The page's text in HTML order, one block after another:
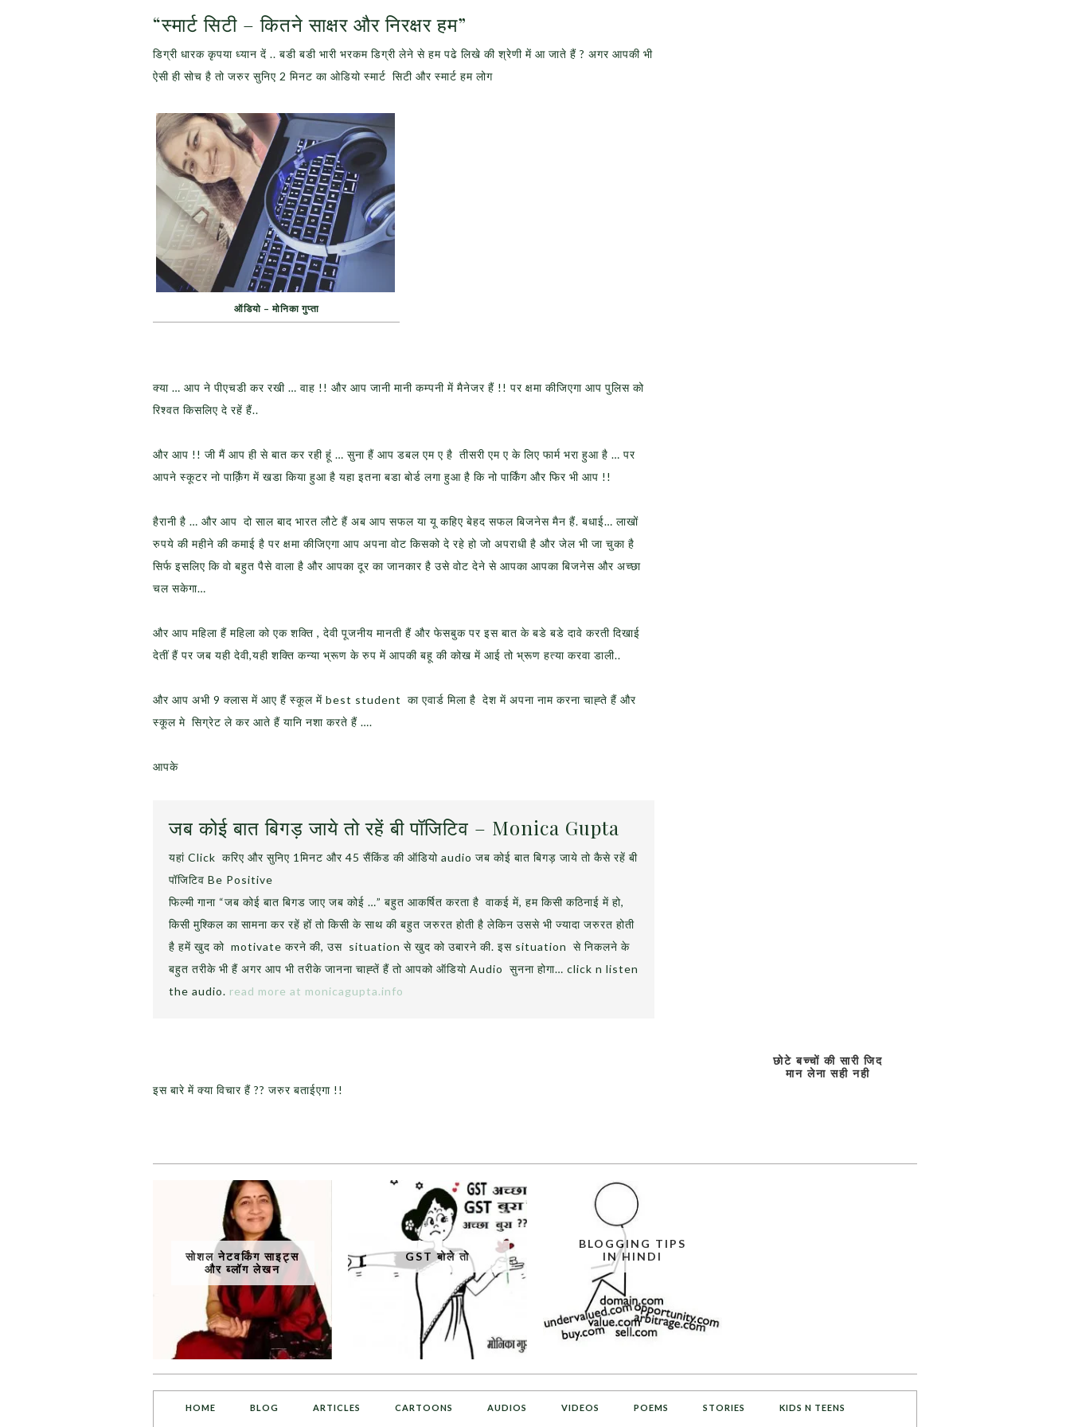
increase
“स्मार्ट सिटी – कितने साक्षर और निरक्षर हम”
डिग्री धारक कृपया ध्यान दें .. बडी बडी भारी भरकम डिग्री लेने से हम पढे लिखे की श्रेणी में आ जाते हैं ? अगर आपकी भी
ऐसी ही सोच है तो जरुर सुनिए 2 मिनट का ओडियो स्मार्ट सिटी और स्मार्ट हम लोग
ऑडियो – मोनिका गुप्ता
क्या … आप ने पीएचडी कर रखी … वाह !! और आप जानी मानी कम्पनी में मैनेजर हैं !! पर क्षमा कीजिएगा आप पुलिस को
रिश्वत किसलिए दे रहें हैं..
और आप !! जी मैं आप ही से बात कर रही हूं … सुना हैं आप डबल एम ए है तीसरी एम ए के लिए फार्म भरा हुआ है … पर
आपने स्कूटर नो पार्क़िंग में खडा किया हुआ है यहा इतना बडा बोर्ड लगा हुआ है कि नो पार्किंग और फिर भी आप !!
हैरानी है … और आप दो साल बाद भारत लौटे हैं अब आप सफल या यू कहिए बेहद सफल बिजनेस मैन हैं. बधाई… लाखों
रुपये की महीने की कमाई है पर क्षमा कीजिएगा आप अपना वोट किसको दे रहे हो जो अपराधी है और जेल भी जा चुका है
सिर्फ इसलिए कि वो बहुत पैसे वाला है और आपका दूर का जानकार है उसे वोट देने से आपका आपका बिजनेस और अच्छा
चल सकेगा…
और आप महिला हैं महिला को एक शक्ति , देवी पूजनीय मानती हैं और फेसबुक पर इस बात के बडे बडे दावे करती दिखाई
देतीं हैं पर जब यही देवी,यही शक्ति कन्या भ्रूण के रुप में आपकी बहू की कोख में आई तो भ्रूण हत्या करवा डाली..
और आप अभी 9 क्लास में आए हैं स्कूल में best student का एवार्ड मिला है देश में अपना नाम करना चाह्ते हैं और
स्कूल मे सिग्रेट ले कर आते हैं यानि नशा करते हैं ….
आपके
जब कोई बात बिगड़ जाये तो रहें बी पॉजिटिव – Monica Gupta
यहां Click करिए और सुनिए 1मिनट और 45 सैंकिंड की ऑडियो audio जब कोई बात बिगड़ जाये तो कैसे रहें बी
पॉजिटिव Be Positive
फिल्मी गाना “जब कोई बात बिगड जाए जब कोई …” बहुत आकर्षित करता है वाकई में, हम किसी कठिनाई में हो,
किसी मुश्किल का सामना कर रहें होंं तो किसी के साथ की बहुत जरुरत होती है लेकिन उससे भी ज्यादा जरुरत होती
है हमें खुद को motivate करने की, उस situation से खुद को उबारने की. इस situation से निकलने के
बहुत तरीके भी हैं अगर आप भी तरीके जानना चाह्तें हैं तो आपको ऑडियो Audio सुनना होगा… click n listen
the audio. read more at monicagupta.info
इस बारे में क्या विचार हैं ?? जरुर बताईएगा !!
छोटे बच्चों की सारी जिद
मान लेना सही नही
BLOGGING TIPS
IN HINDI
GST बोले तो
सोशल नेटवर्किंग साइट्स
और ब्लॉग लेखन
HOME BLOG ARTICLES CARTOONS AUDIOS VIDEOS POEMS STORIES KIDS N TEENS